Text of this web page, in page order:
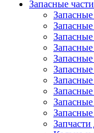
Запасные
Запасные
Запасные
Запасные
Запасные